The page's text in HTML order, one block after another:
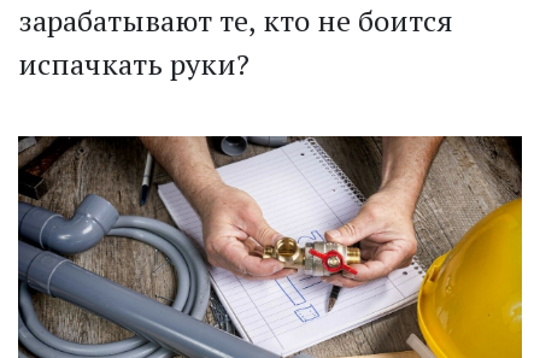
зарабатывают те, кто не боится
испачкать руки?